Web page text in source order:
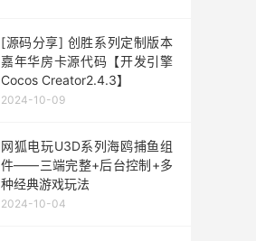
[源码分享] 创胜系列定制版本
嘉年华房卡源代码【开发引擎
Cocos Creator2.4.3】
2024-10-09
网狐电玩U3D系列海鸥捕鱼组
件——三端完整+后台控制+多
种经典游戏玩法
2024-10-04